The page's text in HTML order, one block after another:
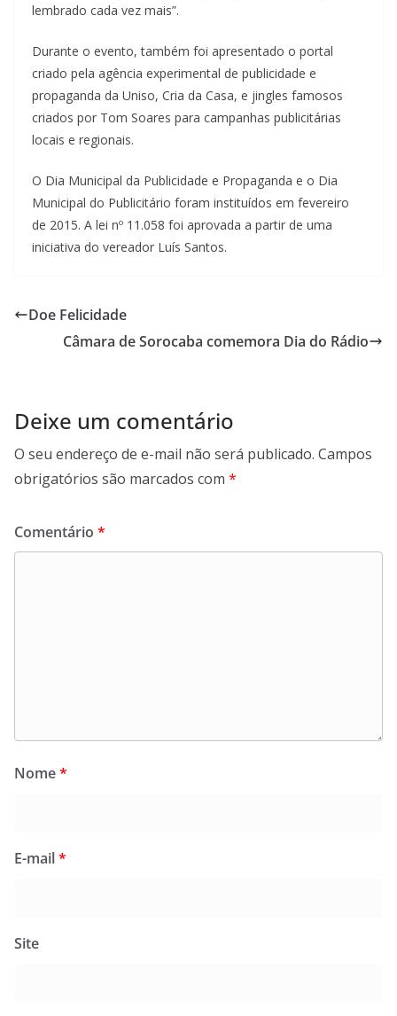
lembrado cada vez mais”.
Durante o evento, também foi apresentado o portal
criado pela agência experimental de publicidade e
propaganda da Uniso, Cria da Casa, e jingles famosos
criados por Tom Soares para campanhas publicitárias
locais e regionais.
O Dia Municipal da Publicidade e Propaganda e o Dia
Municipal do Publicitário foram instituídos em fevereiro
de 2015. A lei nº 11.058 foi aprovada a partir de uma
iniciativa do vereador Luís Santos.
Doe Felicidade
Câmara de Sorocaba comemora Dia do Rádio
Deixe um comentário
O seu endereço de e-mail não será publicado. Campos
obrigatórios são marcados com *
Comentário *
Nome*
E-mail*
Site